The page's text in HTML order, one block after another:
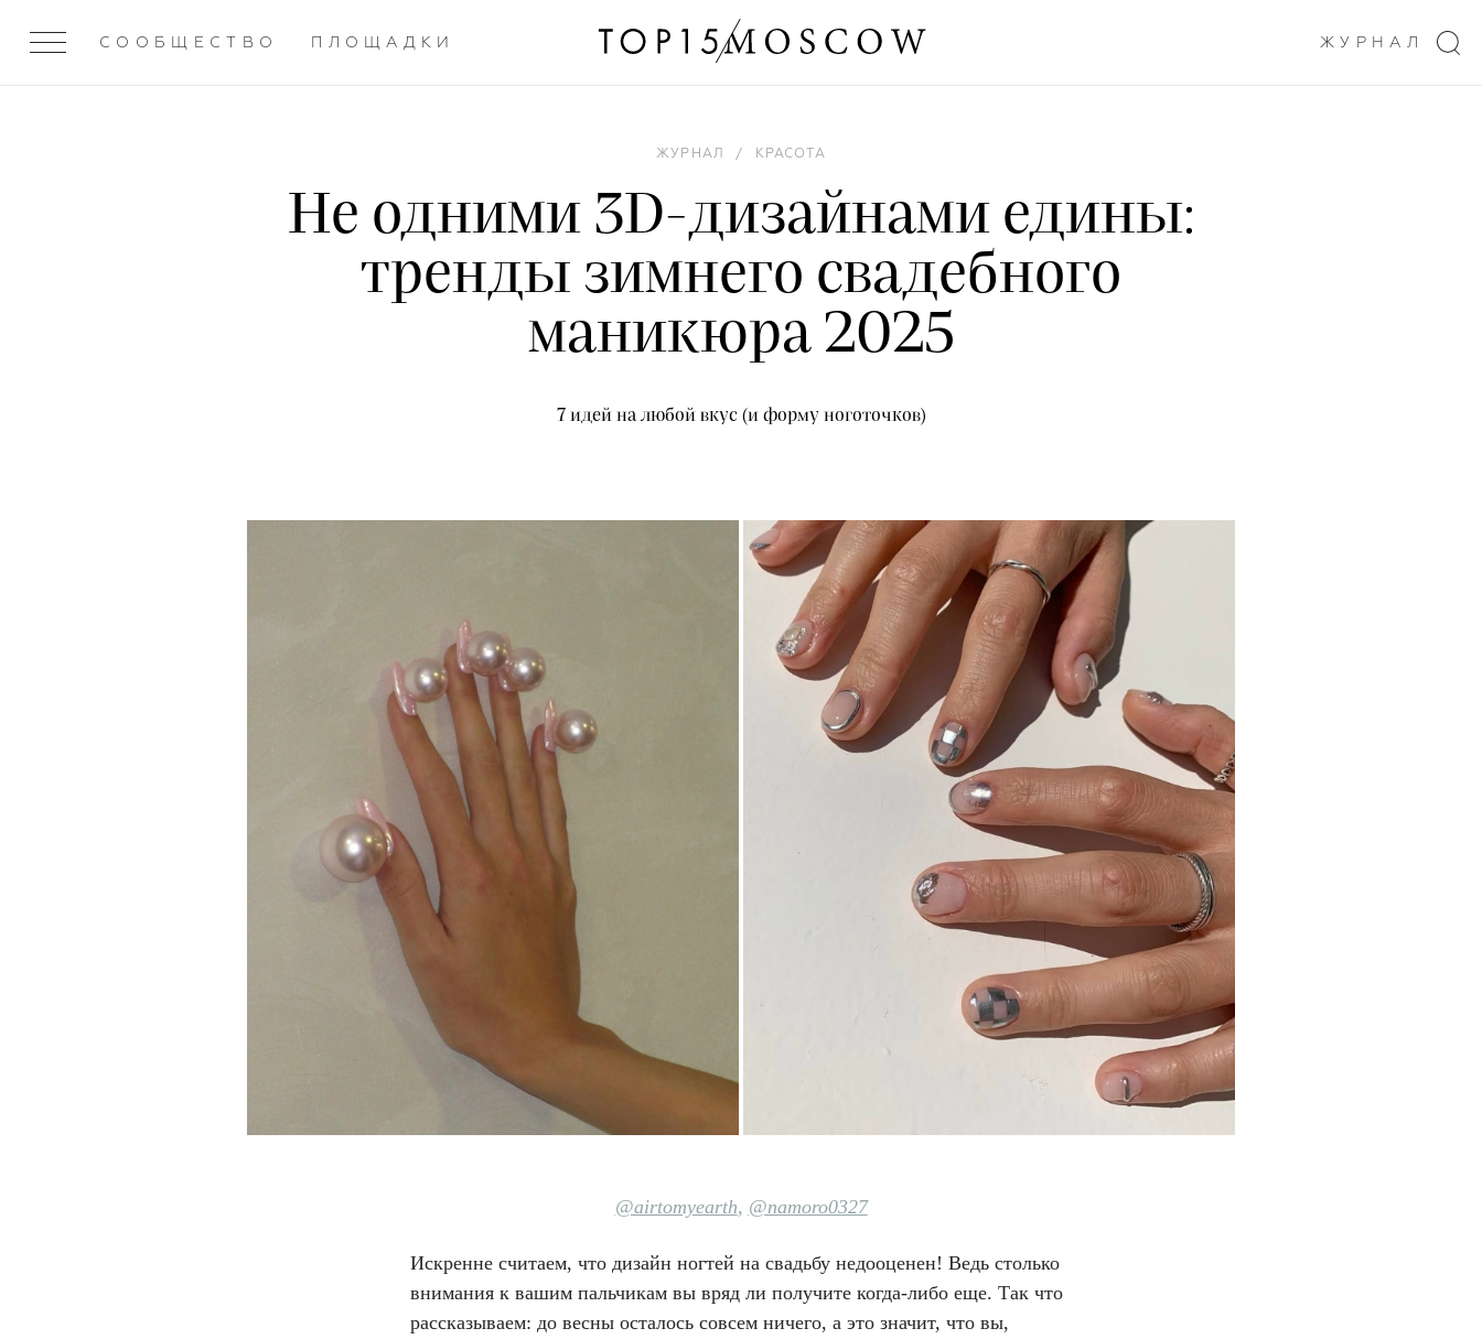
СООБЩЕСТВО ПЛОЩАДКИ ЖУРНАЛ
ЖУРНАЛ / КРАСОТА
Не одними 3D-дизайнами едины:
тренды зимнего свадебного
маникюра 2025
7 идей на любой вкус (и форму ноготочков)
@airtomyearth, @namoro0327
Искренне считаем, что дизайн ногтей на свадьбу недооценен! Ведь столько
внимания к вашим пальчикам вы вряд ли получите когда-либо еще. Так что
рассказываем: до весны осталось совсем ничего, а это значит, что вы,